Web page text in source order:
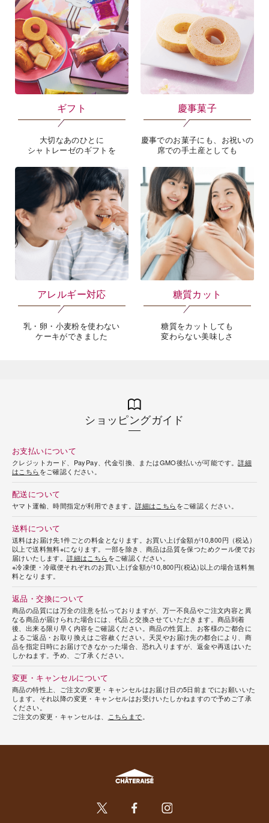
ギフト
大切なあのひとに
シャトレーゼのギフトを
慶事菓子
慶事でのお菓子にも、お祝いの
席での手土産としても
アレルギー対応
乳・卵・小麦粉を使わない
ケーキができました
糖質カット
糖質をカットしても
変わらない美味しさ
ショッピングガイド
お支払いについて
クレジットカード、PayPay、代金引換、またはGMO後払いが可能です。詳細
はこちらをご確認ください。
配送について
ヤマト運輸、時間指定が利用できます。詳細はこちらをご確認ください。
送料について
送料はお届け先1件ごとの料金となります。お買い上げ金額が10,800円（税込）
以上で送料無料※になります。一部を除き、商品は品質を保つためクール便でお
届けいたします。詳細はこちらをご確認ください。
※冷凍便・冷蔵便それぞれのお買い上げ金額が10,800円(税込)以上の場合送料無
料となります。
返品・交換について
商品の品質には万全の注意を払っておりますが、万一不良品やご注文内容と異
なる商品が届けられた場合には、代品と交換させていただきます。商品到着
後、出来る限り早く内容をご確認ください。商品の性質上、お客様のご都合に
よるご返品・お取り換えはご容赦ください。天災やお届け先の都合により、商
品を指定日時にお届けできなかった場合、恐れ入りますが、返金や再送はいた
しかねます。予め、ご了承ください。
変更・キャンセルについて
商品の特性上、ご注文の変更・キャンセルはお届け日の5日前までにお願いいた
します。それ以降の変更・キャンセルはお受けいたしかねますので予めご了承
ください。
ご注文の変更・キャンセルは、
こちらまで